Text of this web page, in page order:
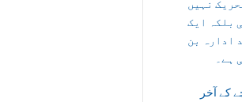
نہیں
بلکہ ایک
ادارہ بن
ہے۔
کے آخر